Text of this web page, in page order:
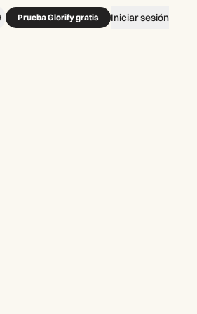
Prueba Glorify gratis Iniciar sesión